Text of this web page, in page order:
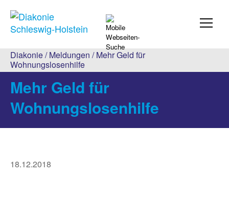
Diakonie/Meldungen / Mehr Geld für
Wohnungslosenhilfe
Mehr Geld für
Wohnungslosenhilfe
18.12.2018